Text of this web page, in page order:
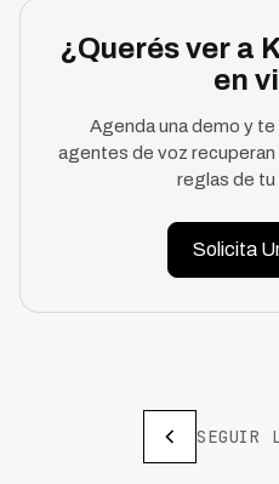
¿Querés ver a
en
Agenda una demo y
agentes de voz recuperan
reglas de tu
Solicita
SEGUIR